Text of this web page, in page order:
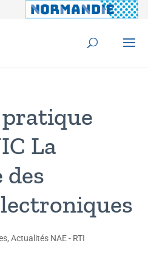
La
, Actualités NAE - RTI